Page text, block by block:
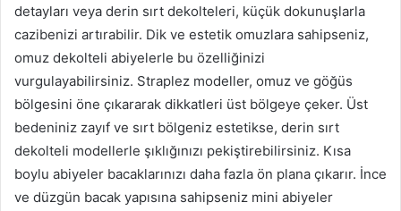
detayları veya derin sırt dekolteleri, küçük dokunuşlarla
cazibenizi artırabilir. Dik ve estetik omuzlara sahipseniz,
omuz dekolteli abiyelerle bu özelliğinizi
vurgulayabilirsiniz. Straplez modeller, omuz ve göğüs
bölgesini öne çıkararak dikkatleri üst bölgeye çeker. Üst
bedeniniz zayıf ve sırt bölgeniz estetikse, derin sırt
dekolteli modellerle şıklığınızı pekiştirebilirsiniz. Kısa
boylu abiyeler bacaklarınızı daha fazla ön plana çıkarır. İnce
ve düzgün bacak yapısına sahipseniz mini abiyeler